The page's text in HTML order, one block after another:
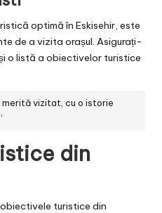
optimă în Eskisehir, este
de a vizita orașul. Asigurați-
o listă a obiectivelor turistice
merită vizitat, cu o istorie
din
turistice din